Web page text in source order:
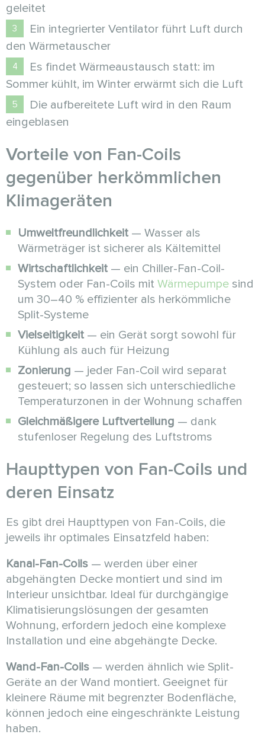
geleitet
Ein integrierter Ventilator führt Luft durch
den Wärmetauscher
Es findet Wärmeaustausch statt: im
Sommer kühlt, im Winter erwärmt sich die Luft
Die aufbereitete Luft wird in den Raum
eingeblasen
Vorteile von Fan-Coils
gegenüber herkömmlichen
Klimageräten
Umweltfreundlichkeit — Wasser als
Wärmeträger ist sicherer als Kältemittel
Wirtschaftlichkeit — ein Chiller-Fan-Coil-
System oder Fan-Coils mit Wärmepumpe sind
um 30–40 % effizienter als herkömmliche
Split-Systeme
Vielseitigkeit — ein Gerät sorgt sowohl für
Kühlung als auch für Heizung
Zonierung — jeder Fan-Coil wird separat
gesteuert; so lassen sich unterschiedliche
Temperaturzonen in der Wohnung schaffen
Gleichmäßigere Luftverteilung — dank
stufenloser Regelung des Luftstroms
Haupttypen von Fan-Coils und
deren Einsatz
Es gibt drei Haupttypen von Fan-Coils, die
jeweils ihr optimales Einsatzfeld haben:
Kanal-Fan-Coils — werden über einer
abgehängten Decke montiert und sind im
Interieur unsichtbar. Ideal für durchgängige
Klimatisierungslösungen der gesamten
Wohnung, erfordern jedoch eine komplexe
Installation und eine abgehängte Decke.
Wand-Fan-Coils — werden ähnlich wie Split-
Geräte an der Wand montiert. Geeignet für
kleinere Räume mit begrenzter Bodenfläche,
können jedoch eine eingeschränkte Leistung
haben.